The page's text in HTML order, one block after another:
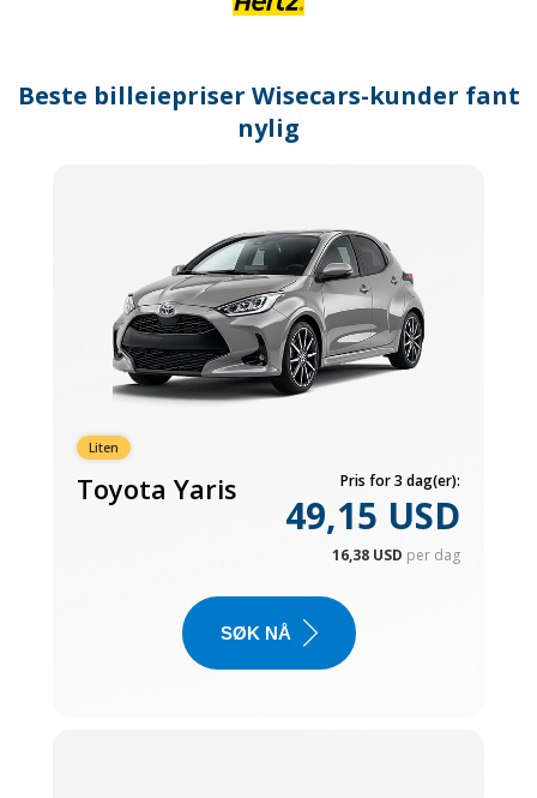
changing
Beste billeiepriser Wisecars-kunder fant
nylig
Liten
Toyota Yaris Pris for 3 dag(er):
49,15 USD
16,38 USD per dag
SØK NÅ